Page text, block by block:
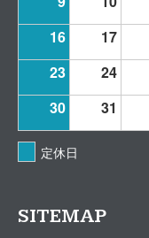
16
17
23
24
30
31
定休日
SITEMAP